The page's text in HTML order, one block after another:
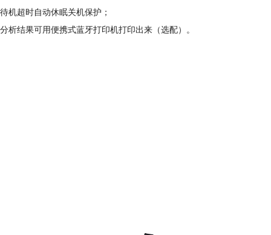
待机超时自动休眠关机保护；
分析结果可用便携式蓝牙打印机打印出来（选配）。